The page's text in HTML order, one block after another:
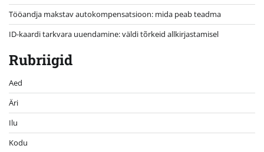
Tööandja makstav autokompensatsioon: mida peab teadma
ID-kaardi tarkvara uuendamine: väldi tõrkeid allkirjastamisel
Rubriigid
Aed
Äri
Ilu
Kodu